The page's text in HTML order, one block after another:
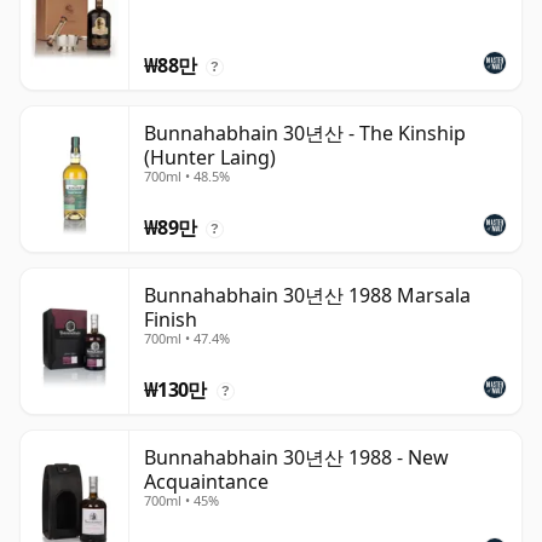
₩88만 ?
Bunnahabhain 30년산 - The Kinship
(Hunter Laing)
700ml • 48.5%
₩89만 ?
Bunnahabhain 30년산 1988 Marsala
Finish
700ml • 47.4%
₩130만 ?
Bunnahabhain 30년산 1988 - New
Acquaintance
700ml • 45%